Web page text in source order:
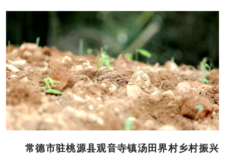
常德市驻桃源县观音寺镇汤田界村乡村振兴